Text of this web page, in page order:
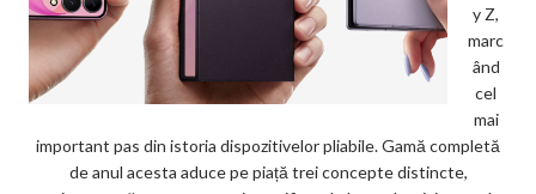
y Z,
marc
ând
cel
mai
important pas din istoria dispozitivelor pliabile. Gamă completă
de anul acesta aduce pe piață trei concepte distincte,